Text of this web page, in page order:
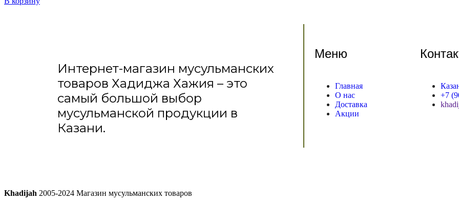
Интернет-магазин мусульманских
товаров Хадиджа Хажия – это
самый большой выбор
мусульманской продукции в
Казани.
Меню
Главная
О нас
Доставка
Акции
+7
Khadijah 2005-2024 Магазин мусульманских товаров